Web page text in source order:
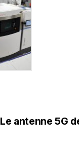
Le antenne 5G